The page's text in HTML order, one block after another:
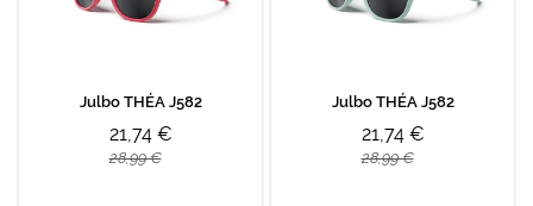
Julbo THÉA J582
21,74 €
28,99 €
Julbo THÉA J582
21,74 €
28,99 €